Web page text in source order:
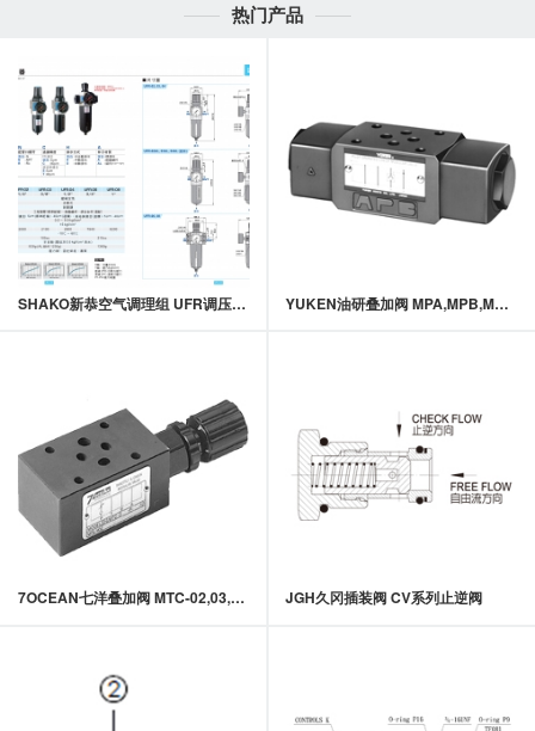
热门产品
SHAKO新恭空气调理组 UFR调压过滤器 YUKEN油研叠加阀 MPA,MPB,MPW-01系列叠加式液控单向阀
7OCEAN七洋叠加阀 MTC-02,03,04系列叠加式单向节流阀 JGH久冈插装阀 CV系列止逆阀